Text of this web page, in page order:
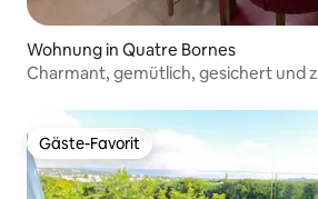
Wohnung in Quatre Bornes
Charmant, gemütlich, gesichert und
Gäste-Favorit
Gäste-Favorit